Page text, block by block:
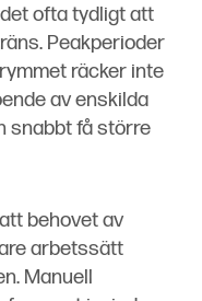
ofta tydligt att
Peakperioder
räcker inte
av enskilda
snabbt få större
behovet av
arbetssätt
Manuell